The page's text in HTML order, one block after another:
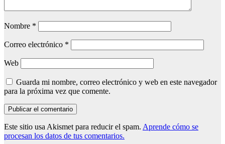
Nombre *
Correo electrónico *
Web
Guarda mi nombre, correo electrónico y web en este navegador
para la próxima vez que comente.
Este sitio usa Akismet para reducir el spam. Aprende cómo se
procesan los datos de tus comentarios.